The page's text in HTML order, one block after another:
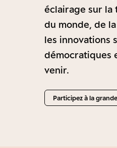
éclairage sur la
du monde, de
les innovations
démocratiques
venir.
Participez à la